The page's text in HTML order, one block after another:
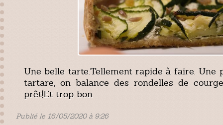
Une belle tarte.Tellement rapide à faire. Une
tartare, on balance des rondelles de
prêt!Et trop bon
Publié le 16/05/2020 à 9:26